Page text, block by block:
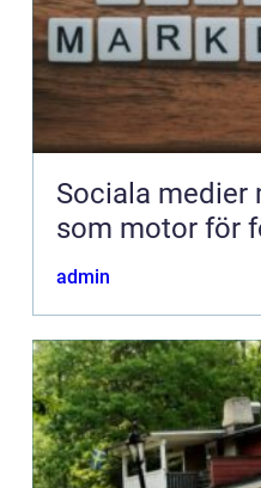
Sociala medier
som motor för
admin